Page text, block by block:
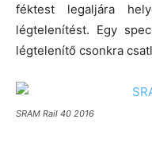
féktest legaljára
légtelenítést. Egy
légtelenítő csonkra
SRAM Rail 40 2016